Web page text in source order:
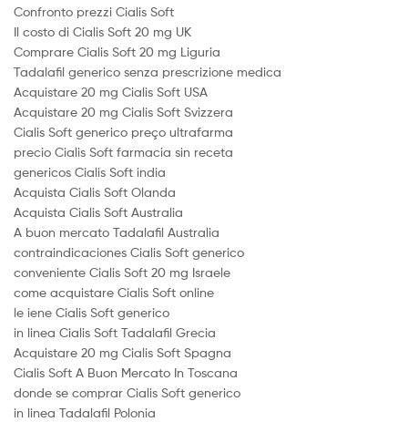
Confronto prezzi Cialis Soft
Il costo di Cialis Soft 20 mg UK
Comprare Cialis Soft 20 mg Liguria
Tadalafil generico senza prescrizione medica
Acquistare 20 mg Cialis Soft USA
Acquistare 20 mg Cialis Soft Svizzera
Cialis Soft generico preço ultrafarma
precio Cialis Soft farmacia sin receta
genericos Cialis Soft india
Acquista Cialis Soft Olanda
Acquista Cialis Soft Australia
A buon mercato Tadalafil Australia
contraindicaciones Cialis Soft generico
conveniente Cialis Soft 20 mg Israele
come acquistare Cialis Soft online
le iene Cialis Soft generico
in linea Cialis Soft Tadalafil Grecia
Acquistare 20 mg Cialis Soft Spagna
Cialis Soft A Buon Mercato In Toscana
donde se comprar Cialis Soft generico
in linea Tadalafil Polonia